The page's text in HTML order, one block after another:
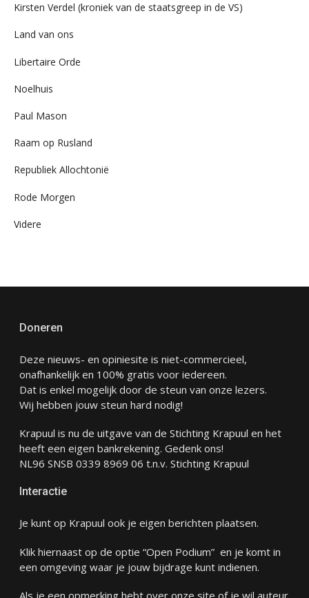
Kirsten Verdel (kroniek van de staatsgreep in de VS)
Land van ons
Libertaire Orde
Noelhuis
Paul Mason
Raam op Rusland
Republiek Allochtonië
Rode Morgen
Videre
Doneren
Deze nieuws- en opiniesite is niet-commercieel,
onafhankelijk en 100% gratis voor iedereen.
Dat is enkel mogelijk door de steun van onze lezers.
Wij hebben jouw steun hard nodig!
Krapuul is nu de uitgave van de Stichting Krapuul en het
heeft een eigen bankrekening. Gedenk ons!
NL96 SNSB 0339 8969 06 t.n.v. Stichting Krapuul
Interactie
Je kunt op Krapuul ook je eigen berichten plaatsen.
Klik hiernaast op de optie “Open Podium” en je komt in
een omgeving waar je jouw bijdrage kunt indienen.